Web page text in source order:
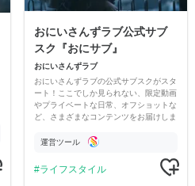
おにいさんずラブ公式サブ
スク『おにサブ』
おにいさんずラブ
おにいさんずラブの公式サブスクがスタ
ート！ここでしか見られない、限定動画
やプライベートな日常、オフショットな
ど、さまざまなコンテンツをお届けしま
運営ツール
ライフスタイル